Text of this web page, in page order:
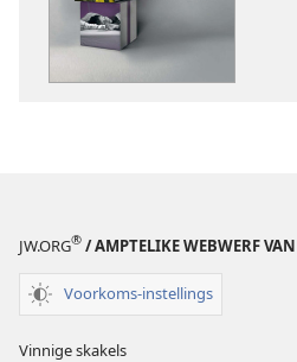
JW.ORG® / AMPTELIKE WEBWERF VAN
Voorkoms-instellings
Vinnige skakels